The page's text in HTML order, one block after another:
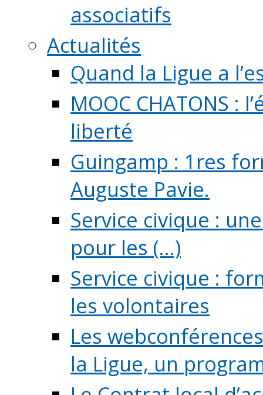
associatifs
Actualités
Quand la Ligue a
MOOC CHATONS
liberté
Guingamp : 1res
Auguste Pavie.
Service civique :
pour les (...)
Service civique :
les volontaires
Les
la Ligue, un